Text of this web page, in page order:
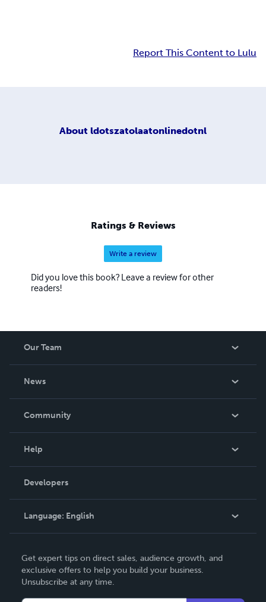
Report This Content to Lulu
About ldotszatolaatonlinedotnl
Ratings & Reviews
Write a review
Did you love this book? Leave a review for other
readers!
Our Team
News
In The News
Community
Podcast
Help
Order Lookup
Knowledge Base
Contact Support
Developers
Language: English
Deutsch
Français
Get expert tips on direct sales, audience growth, and
exclusive offers to help you build your business.
Unsubscribe at any time.